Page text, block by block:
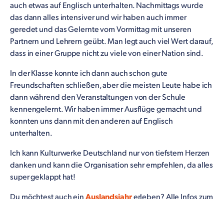
auch etwas auf Englisch unterhalten. Nachmittags wurde
das dann alles intensiver und wir haben auch immer
geredet und das Gelernte vom Vormittag mit unseren
Partnern und Lehrern geübt. Man legt auch viel Wert darauf,
dass in einer Gruppe nicht zu viele von einer Nation sind.
In der Klasse konnte ich dann auch schon gute
Freundschaften schließen, aber die meisten Leute habe ich
dann während den Veranstaltungen von der Schule
kennengelernt. Wir haben immer Ausflüge gemacht und
konnten uns dann mit den anderen auf Englisch
unterhalten.
Ich kann Kulturwerke Deutschland nur von tiefstem Herzen
danken und kann die Organisation sehr empfehlen, da alles
super geklappt hat!